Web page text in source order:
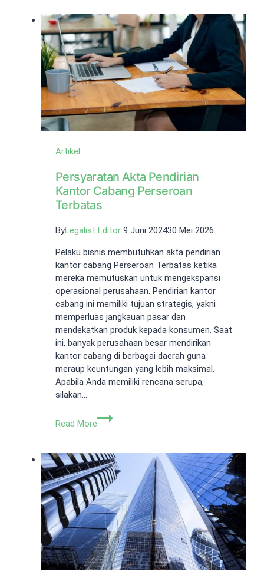
NIB
Rekening
Bank
Usaha
Artikel
Persyaratan Akta Pendirian
Kantor Cabang Perseroan
Terbatas
ByLegalist Editor 9 Juni 202430 Mei 2026
Pelaku bisnis membutuhkan akta pendirian
kantor cabang Perseroan Terbatas ketika
mereka memutuskan untuk mengekspansi
operasional perusahaan. Pendirian kantor
cabang ini memiliki tujuan strategis, yakni
memperluas jangkauan pasar dan
mendekatkan produk kepada konsumen. Saat
ini, banyak perusahaan besar mendirikan
kantor cabang di berbagai daerah guna
meraup keuntungan yang lebih maksimal.
Apabila Anda memiliki rencana serupa,
silakan…
Read More
Persyaratan
Kantor
Cabang
Perseroan
Terbatas